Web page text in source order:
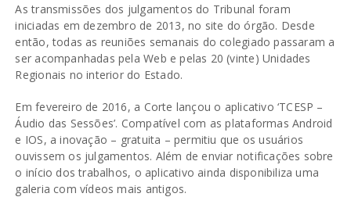
As transmissões dos julgamentos do Tribunal foram
iniciadas em dezembro de 2013, no site do órgão. Desde
então, todas as reuniões semanais do colegiado passaram a
ser acompanhadas pela Web e pelas 20 (vinte) Unidades
Regionais no interior do Estado.
Em fevereiro de 2016, a Corte lançou o aplicativo ‘TCESP –
Áudio das Sessões’. Compatível com as plataformas Android
e IOS, a inovação – gratuita – permitiu que os usuários
ouvissem os julgamentos. Além de enviar notificações sobre
o início dos trabalhos, o aplicativo ainda disponibiliza uma
galeria com vídeos mais antigos.